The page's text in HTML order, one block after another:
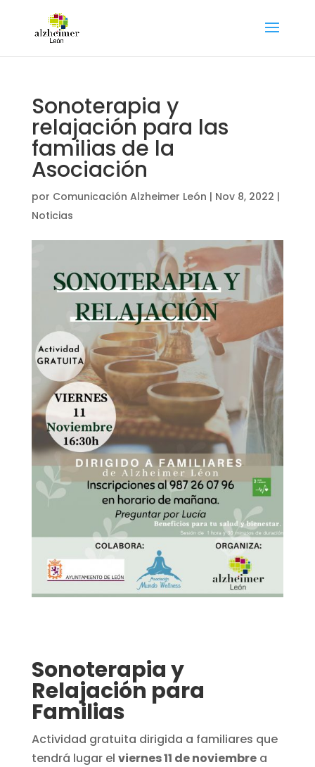
Sonoterapia y
relajación para las
familias de la
Asociación
por Comunicación Alzheimer León | Nov 8, 2022 |
Noticias
Sonoterapia y
Relajación para
Familias
Actividad gratuita dirigida a familiares que
tendrá lugar el viernes 11 de noviembrea